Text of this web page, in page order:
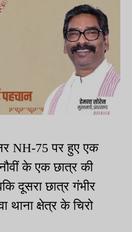
NH-75 पर हुए एक
के एक छात्र की
दूसरा छात्र गंभीर
क्षेत्र के चिरो